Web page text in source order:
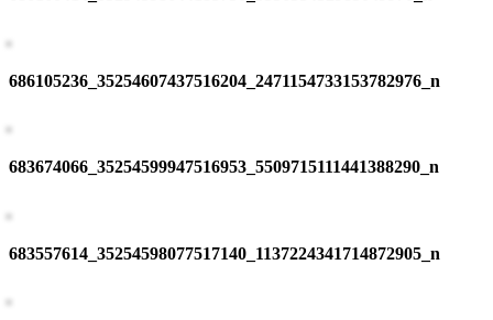
686105236_35254607437516204_2471154733153782976_n
683674066_35254599947516953_5509715111441388290_n
683557614_35254598077517140_1137224341714872905_n